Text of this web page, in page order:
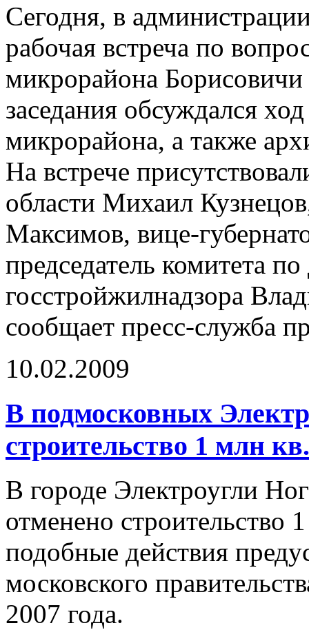
Сегодня, в
рабочая встреча по
микрорайона
заседания обсуждался
микрорайона, а также
На встрече
области Михаил
Максимов, вице-
председатель комитета
госстройжилнадзора
сообщает пресс-служба
10.02.2009
В подмосковных
строительство 1 млн
В городе Электроугли
отменено строительство
подобные действия
московского
2007 года.